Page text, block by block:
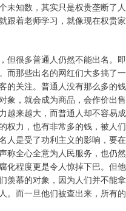
知数，其实只是权贵垄断了
跟着老师学习，就像现在权贵
但很多普通人仍然不能出名。
而那些出名的网红们大多搞了
关注。普通人没有那么多的
象，就会成为商品，会作价出
越来越大，而普通人却不容易
权力，也有非常多的钱，被人
人是受了功利主义的影响，要
称全心全意为人民服务，也仍
化程度更是令人惊掉下巴。但
羡慕的对象，因为人们并不能
。而一旦他们被查出来，所有